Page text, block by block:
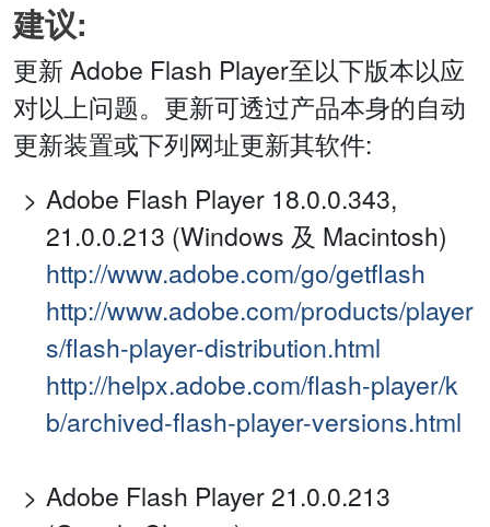
建议:
更新 Adobe Flash Player至以下版本以应
对以上问题。更新可透过产品本身的自动
更新装置或下列网址更新其软件:
Adobe Flash Player 18.0.0.343,
21.0.0.213 (Windows 及 Macintosh)
http://www.adobe.com/go/getflash
http://www.adobe.com/products/player
s/flash-player-distribution.html
http://helpx.adobe.com/flash-player/k
b/archived-flash-player-versions.html
Adobe Flash Player 21.0.0.213